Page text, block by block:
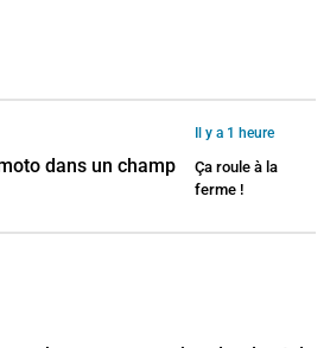
Il y a 1 heure
Ça roule à la
ferme !